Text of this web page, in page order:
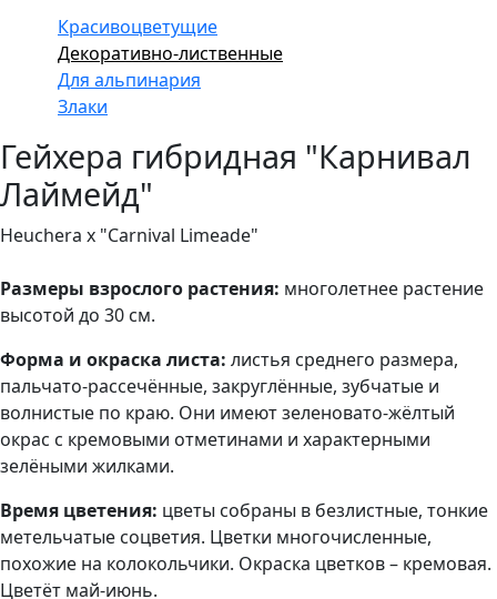
Красивоцветущие
Декоративно-лиственные
Для альпинария
Злаки
Гейхера гибридная "Карнивал
Лаймейд"
Heuchera x "Carnival Limeade"
Размеры взрослого растения: многолетнее растение
высотой до 30 см.
Форма и окраска листа: листья среднего размера,
пальчато-рассечённые, закруглённые, зубчатые и
волнистые по краю. Они имеют зеленовато-жёлтый
окрас с кремовыми отметинами и характерными
зелёными жилками.
Время цветения: цветы собраны в безлистные, тонкие
метельчатые соцветия. Цветки многочисленные,
похожие на колокольчики. Окраска цветков – кремовая.
Цветёт май-июнь.